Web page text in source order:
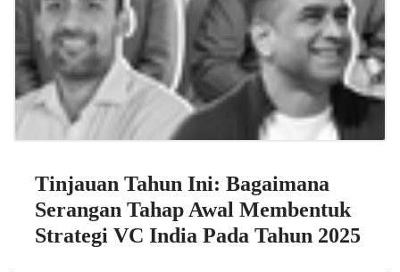
Tinjauan Tahun Ini: Bagaimana
Serangan Tahap Awal Membentuk
Strategi VC India Pada Tahun 2025